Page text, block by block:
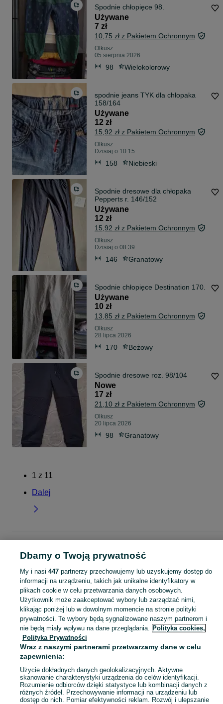
Spodnie chłopięce 98.
Używane
7 zł
10,75 zł z Pakietem Ochronnym
Olkusz
05 sierpnia 2026
98 Wielokolorowy
spodnie jeans TYK dla chłopaka
158/164
Używane
12 zł
15,92 zł z Pakietem Ochronnym
Olkusz
Dzisiaj o 10:15
158 Niebieski
Spodnie dresowe dla chłopaka
Pepperts r. 146/152
Używane
12 zł
15,92 zł z Pakietem Ochronnym
Olkusz
Dzisiaj o 08:39
146 Granatowy
Spodnie chłopięce Destination 170.
Używane
10 zł
13,85 zł z Pakietem Ochronnym
Olkusz
28 lipca 2026
170 Beżowy
Spodnie dresowe roz. 98/104
Nowe
17 zł
21,10 zł z Pakietem Ochronnym
Olkusz
20 lipca 2026
98 Granatowy
1 z 11
Dalej
Spodnie
Spodnie - Małopolskie Spodnie - Olkusz
KATEGORIA
ubranko do chrztu dla chłopca,ubranka na roczek dla chłopca Zobacz
Mapa kategorii
Mapa miejscowości
Mapa ministron
Popularne wyszukiwania
Dbamy o Twoją prywatność
My i nasi 447partnerzy przechowujemy lub uzyskujemy dostęp do
informacji na urządzeniu, takich jak unikalne identyfikatory w
plikach cookie w celu przetwarzania danych osobowych.
Użytkownik może zaakceptować wybory lub zarządzać nimi,
klikając poniżej lub w dowolnym momencie na stronie polityki
prywatności. Te wybory będą sygnalizowane naszym partnerom i
nie będą miały wpływu na dane przeglądania. Polityka cookies,
Polityka Prywatności
Wraz z naszymi partnerami przetwarzamy dane w celu
zapewnienia:
Użycie dokładnych danych geolokalizacyjnych. Aktywne
skanowanie charakterystyki urządzenia do celów identyfikacji.
Rozumienie odbiorców dzięki statystyce lub kombinacji danych z
różnych źródeł. Przechowywanie informacji na urządzeniu lub
dostęp do nich. Pomiar efektywności reklam. Rozwój i ulepszanie